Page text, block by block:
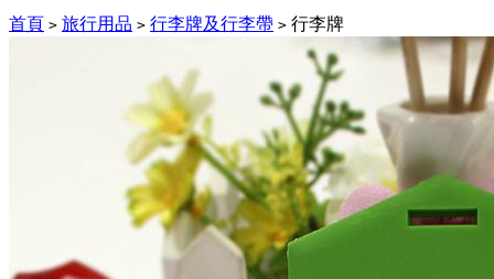
首頁 > 旅行用品 > 行李牌及行李帶 > 行李牌